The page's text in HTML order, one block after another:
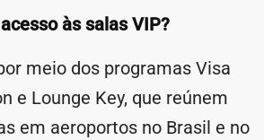
às salas VIP?
meio dos programas Visa
e Lounge Key, que reúnem
em aeroportos no Brasil e no